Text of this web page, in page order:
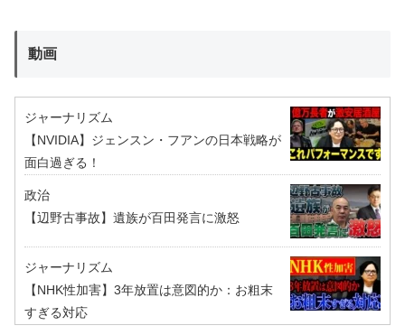
動画
ジャーナリズム
【NVIDIA】ジェンスン・フアンの日本戦略が
面白過ぎる！
政治
【辺野古事故】遺族が百田発言に激怒
ジャーナリズム
【NHK性加害】3年放置は意図的か：お粗末
すぎる対応